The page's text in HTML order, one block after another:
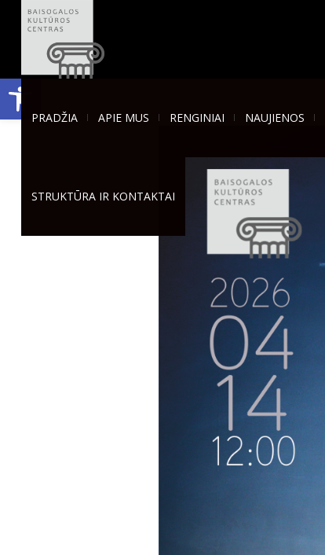
Open toolbar
PRADŽIA APIE MUS RENGINIAI NAUJIENOS
STRUKTŪRA IR KONTAKTAI